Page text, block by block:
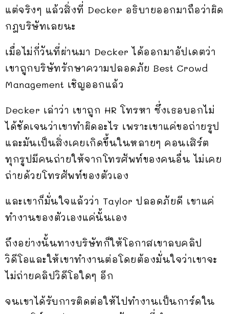
แต่จริงๆ แล้วสิ่งที่ Decker อธิบายออกมาถือว่าผิด
กฎบริษัทเลยนะ
เมื่อไม่กี่วันที่ผ่านมา Decker ได้ออกมาอัปเดตว่า
เขาถูกบริษัทรักษาความปลอดภัย Best Crowd
Management เชิญออกแล้ว
Decker เล่าว่า เขาถูก HR โทรหา ซึ่งเธอบอกไม่
ได้ชัดเจนว่าเขาทำผิดอะไร เพราะเขาแค่ขอถ่ายรูป
และมันเป็นสิ่งเคยเกิดขึ้นในหลายๆ คอนเสิร์ต
ทุกรูปมีคนถ่ายให้จากโทรศัพท์ของคนอื่น ไม่เคย
ถ่ายด้วยโทรศัพท์ของตัวเอง
และเขาก็มั่นใจแล้วว่า Taylor ปลอดภัยดี เขาแค่
ทำงานของตัวเองแค่นั้นเอง
ถึงอย่างนั้นทางบริษัทก็ให้โอกาสเขาลบคลิป
วิดีโอและให้เขาทำงานต่อโดยต้องมั่นใจว่าเขาจะ
ไม่ถ่ายคลิปวิดีโอใดๆ อีก
จนเขาได้รับการติดต่อให้ไปทำงานเป็นการ์ดใน